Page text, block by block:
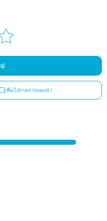
เพิ่มไปรายการแนะนำ